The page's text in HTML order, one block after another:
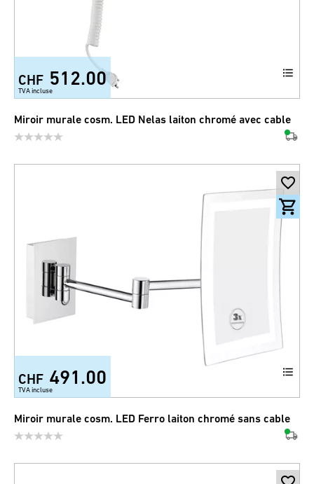
CHF 512.00
TVA incluse
Miroir murale cosm. LED Nelas laiton chromé avec cable
CHF 491.00
TVA incluse
Miroir murale cosm. LED Ferro laiton chromé sans cable